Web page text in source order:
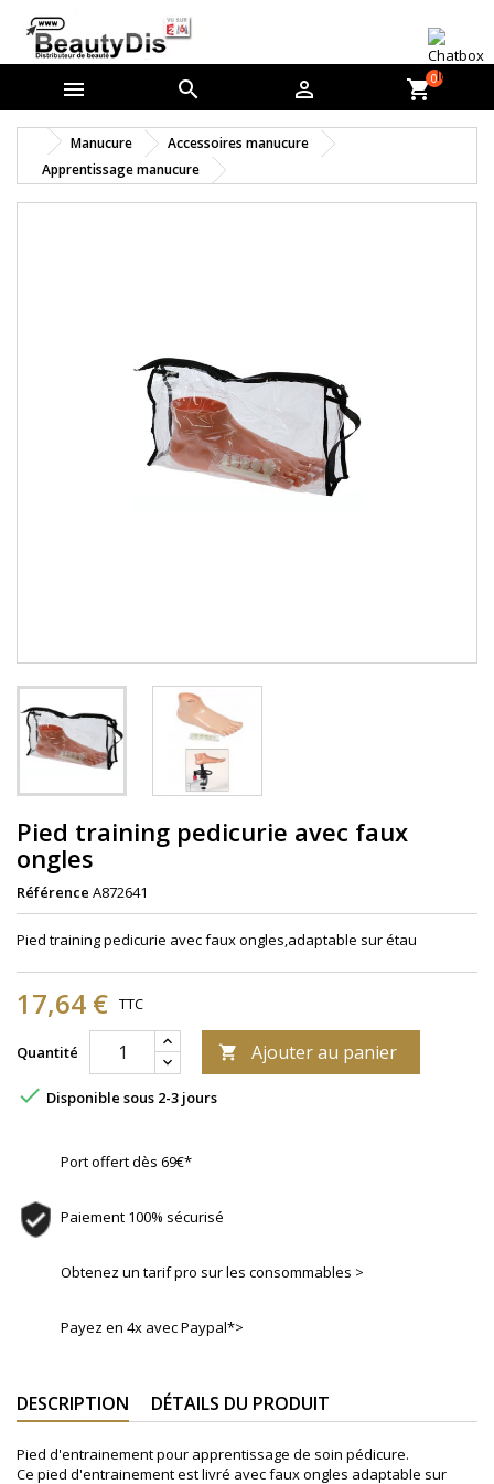
   shopping_cart0
Manucure
Accessoires manucure
Apprentissage manucure
Pied training pedicurie avec faux
ongles
Référence A872641
Pied training pedicurie avec faux ongles,adaptable sur étau
17,64 € TTC
Quantité  Ajouter au panier
 Disponible sous 2-3 jours
Port offert dès 69€*
Paiement 100% sécurisé
Obtenez un tarif pro sur les consommables >
Payez en 4x avec Paypal*>
DESCRIPTION DÉTAILS DU PRODUIT
Pied d'entrainement pour apprentissage de soin pédicure.
Ce pied d'entrainement est livré avec faux ongles adaptable sur